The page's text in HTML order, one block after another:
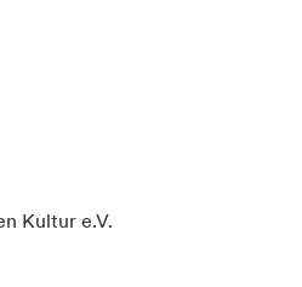
Kultur e.V.